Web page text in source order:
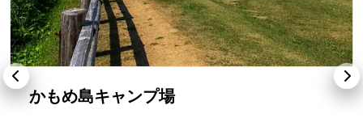
かもめ島キャンプ場